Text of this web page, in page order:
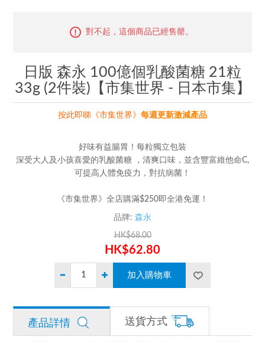
對不起，這個商品已經售罄。
日版 森永 100億個乳酸菌糖 21粒
33g (2件裝)【市集世界 - 日本市集】
按此即睇《市集世界》 每週更新激減產品
好味有益腸胃！每粒獨立包裝
深受大人及小孩喜愛的乳酸菌糖 ，清爽口味，並含豐富維他命C,
可提高人體免疫力，對抗病菌！
《市集世界》全店購滿$250即全港免運！
品牌: 森永
HK$68.00
HK$62.80
產品詳情 送貨方式